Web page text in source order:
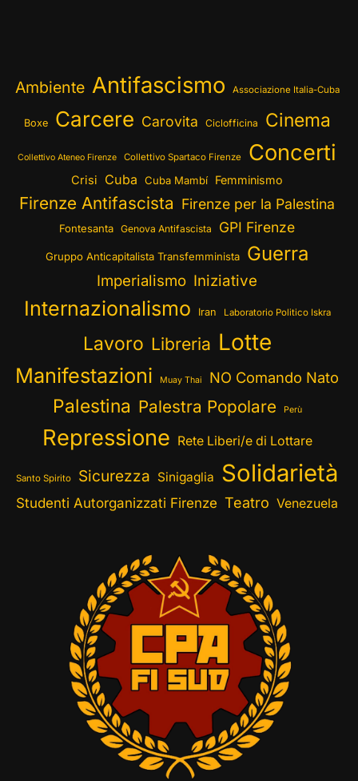
Ambiente Antifascismo Associazione Italia-Cuba
Boxe Carcere Carovita Ciclofficina Cinema
Collettivo Ateneo Firenze Collettivo Spartaco Firenze Concerti
Crisi Cuba Cuba Mambí Femminismo
Firenze Antifascista Firenze per la Palestina
Fontesanta Genova Antifascista GPI Firenze
Gruppo Anticapitalista Transfemminista Guerra
Imperialismo Iniziative
Internazionalismo Iran Laboratorio Politico Iskra
Lavoro Libreria Lotte
Manifestazioni Muay Thai NO Comando Nato
Palestina Palestra Popolare Perù
Repressione Rete Liberi/e di Lottare
Santo Spirito Sicurezza Sinigaglia Solidarietà
Studenti Autorganizzati Firenze Teatro Venezuela